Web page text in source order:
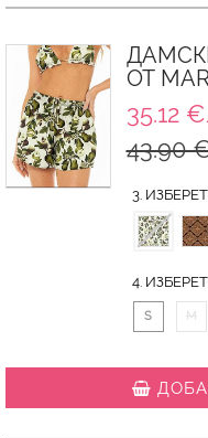
ОТ
35.12
43.90
3.
4.
S M